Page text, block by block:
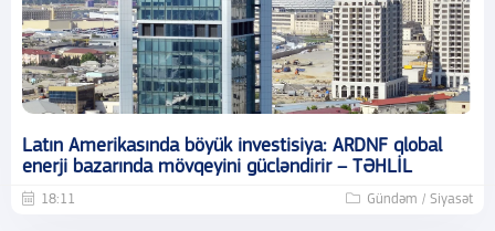
Latın Amerikasında böyük investisiya: ARDNF qlobal
enerji bazarında mövqeyini gücləndirir – TƏHLİL
18:11 Gündəm / Siyasət